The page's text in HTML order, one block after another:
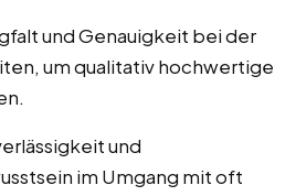
und Genauigkeit bei der
um qualitativ hochwertige
und
im Umgang mit oft